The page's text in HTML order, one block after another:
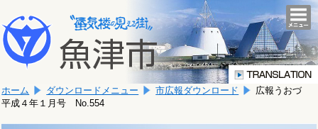
文
へ
移
ま
す。
こ
か
文
で
す。
ホーム ダウンロードメニュー 市広報ダウンロード
広報うおづ
平成４年１月号 No.554